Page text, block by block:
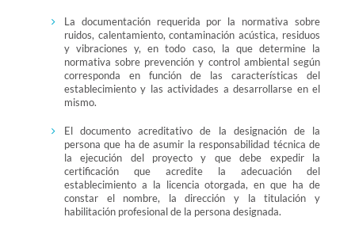
La documentación requerida por la normativa sobre
ruidos, calentamiento, contaminación acústica, residuos
y vibraciones y, en todo caso, la que determine la
normativa sobre prevención y control ambiental según
corresponda en función de las características del
establecimiento y las actividades a desarrollarse en el
mismo.
El documento acreditativo de la designación de la
persona que ha de asumir la responsabilidad técnica de
la ejecución del proyecto y que debe expedir la
certificación que acredite la adecuación del
establecimiento a la licencia otorgada, en que ha de
constar el nombre, la dirección y la titulación y
habilitación profesional de la persona designada.